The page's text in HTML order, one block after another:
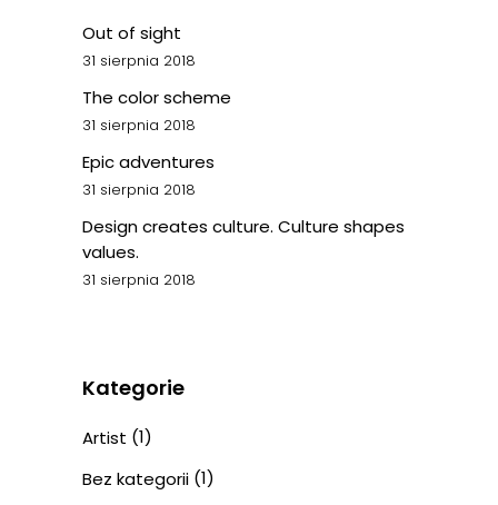
Out of sight
31 sierpnia 2018
The color scheme
31 sierpnia 2018
Epic adventures
31 sierpnia 2018
Design creates culture. Culture shapes
values.
31 sierpnia 2018
Kategorie
Artist (1)
Bez kategorii (1)